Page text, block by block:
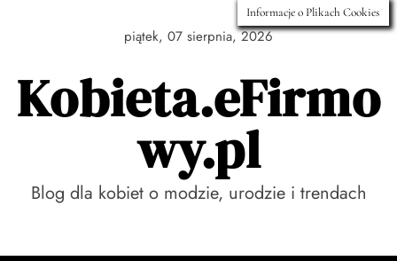
piątek, 07 sierpnia, 2026
Kobieta.eFirmo
wy.pl
Blog dla kobiet o modzie, urodzie i trendach
Informacje o Plikach Cookies